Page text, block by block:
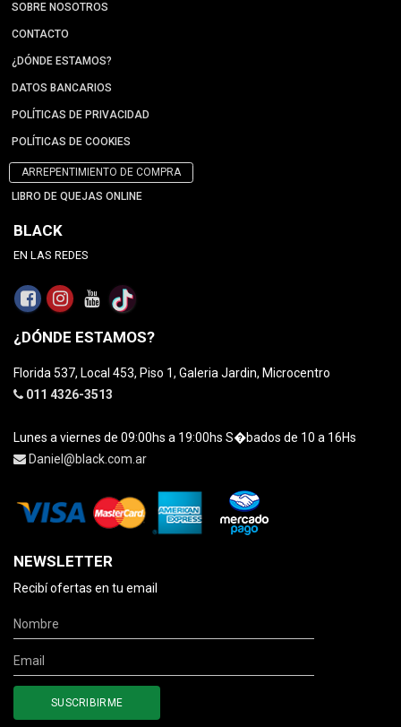
SOBRE NOSOTROS
CONTACTO
¿DÓNDE ESTAMOS?
DATOS BANCARIOS
POLÍTICAS DE PRIVACIDAD
POLÍTICAS DE COOKIES
ARREPENTIMIENTO DE COMPRA
LIBRO DE QUEJAS ONLINE
BLACK
EN LAS REDES
¿DÓNDE ESTAMOS?
Florida 537, Local 453, Piso 1, Galeria Jardin, Microcentro
011 4326-3513
Lunes a viernes de 09:00hs a 19:00hs S�bados de 10 a 16Hs
Daniel@black.com.ar
NEWSLETTER
Recibí ofertas en tu email